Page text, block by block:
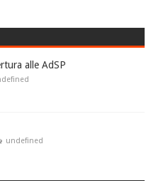
alle AdSP
undefined